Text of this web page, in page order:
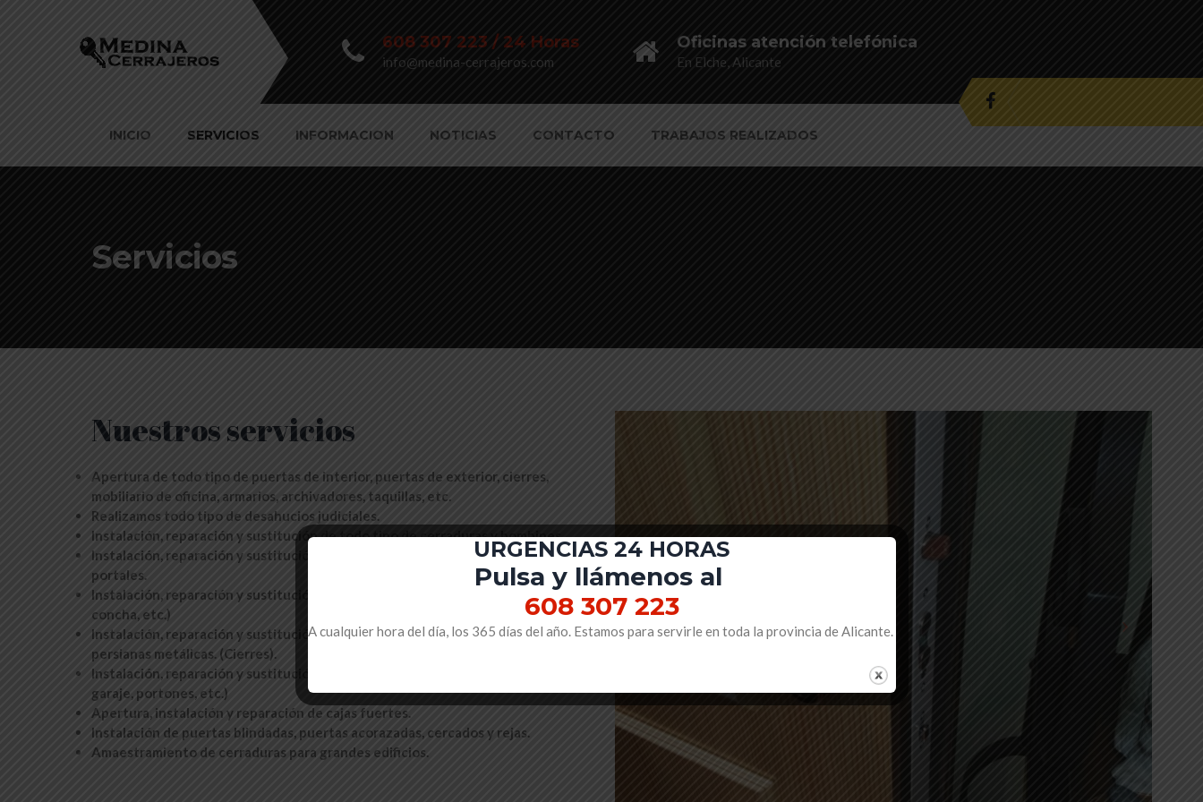
608 307 223 / 24 Horas
info@medina-cerrajeros.com
Oficinas atención telefónica
En Elche, Alicante
INICIO SERVICIOS INFORMACION NOTICIAS CONTACTO TRABAJOS REALIZADOS
Servicios
Nuestros servicios
Apertura de todo tipo de puertas de interior, puertas de exterior, cierres,
mobiliario de oficina, armarios, archivadores, taquillas, etc.
Realizamos todo tipo de desahucios judiciales.
Instalación, reparación y sustitución de todo tipo de cerraduras y bombines.
Instalación, reparación y sustitución de muelles automáticos de puertas y
portales.
Instalación, reparación y sustitución de todo tipo de cierres. (ciegos, de tijera,
concha, etc.)
Instalación, reparación y sustitución de dispositivos de seguridad de suelo para
persianas metálicas. (Cierres).
Instalación, reparación y sustitución de automatismos. (cierres, puertas de
garaje, portones, etc.)
Apertura, instalación y reparación de cajas fuertes.
Instalación de puertas blindadas, puertas acorazadas, cercados y rejas.
Amaestramiento de cerraduras para grandes edificios.
URGENCIAS 24 HORAS
Pulsa y llámenos al
608 307 223
A cualquier hora del día, los 365 días del año. Estamos para servirle en toda la provincia de Alicante.